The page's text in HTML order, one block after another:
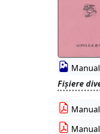
Fișiere